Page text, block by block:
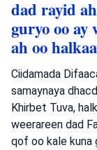
dad rayid
guryo oo ay
ah oo
Ciidamada
samaynaya
Khirbet Tuva,
weerareen dad
qof oo kale kuna